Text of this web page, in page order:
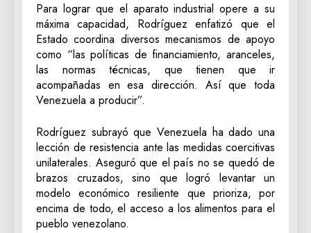
Para lograr que el aparato industrial opere a su
máxima capacidad, Rodríguez enfatizó que el
Estado coordina diversos mecanismos de apoyo
como “las políticas de financiamiento, aranceles,
las normas técnicas, que tienen que ir
acompañadas en esa dirección. Así que toda
Venezuela a producir”.
Rodríguez subrayó que Venezuela ha dado una
lección de resistencia ante las medidas coercitivas
unilaterales. Aseguró que el país no se quedó de
brazos cruzados, sino que logró levantar un
modelo económico resiliente que prioriza, por
encima de todo, el acceso a los alimentos para el
pueblo venezolano.